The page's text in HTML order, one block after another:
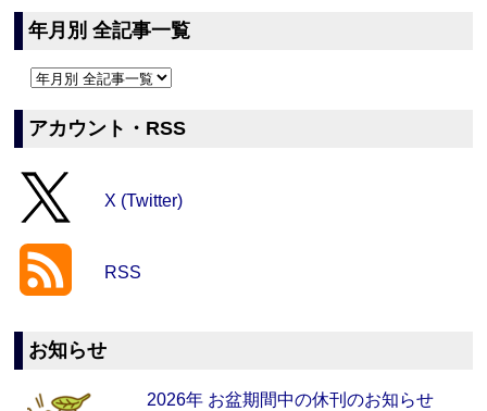
年月別 全記事一覧
アカウント・RSS
X (Twitter)
RSS
お知らせ
2026年 お盆期間中の休刊のお知らせ